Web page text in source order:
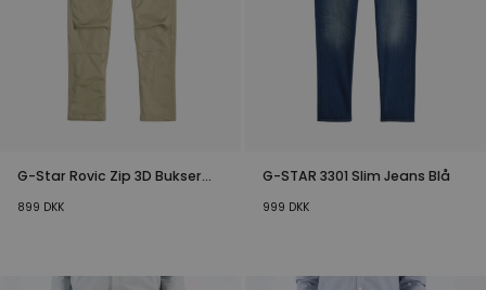
G-Star Rovic Zip 3D Bukser
899 DKK
G-STAR 3301 Slim Jeans Blå
999 DKK